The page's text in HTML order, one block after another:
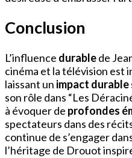
Conclusion
L’influence durablede
cinéma et la télévision est
laissant un impact durable
son rôle dans “Les
à évoquer de profondes
spectateurs dans des
continue de s’engager
l’héritage de Drouot